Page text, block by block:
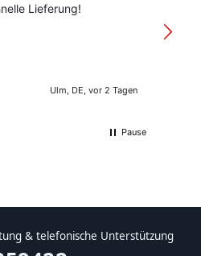
Lieferung!
Ulm, DE, vor 2 Tagen
Pause
& telefonische Unterstützung